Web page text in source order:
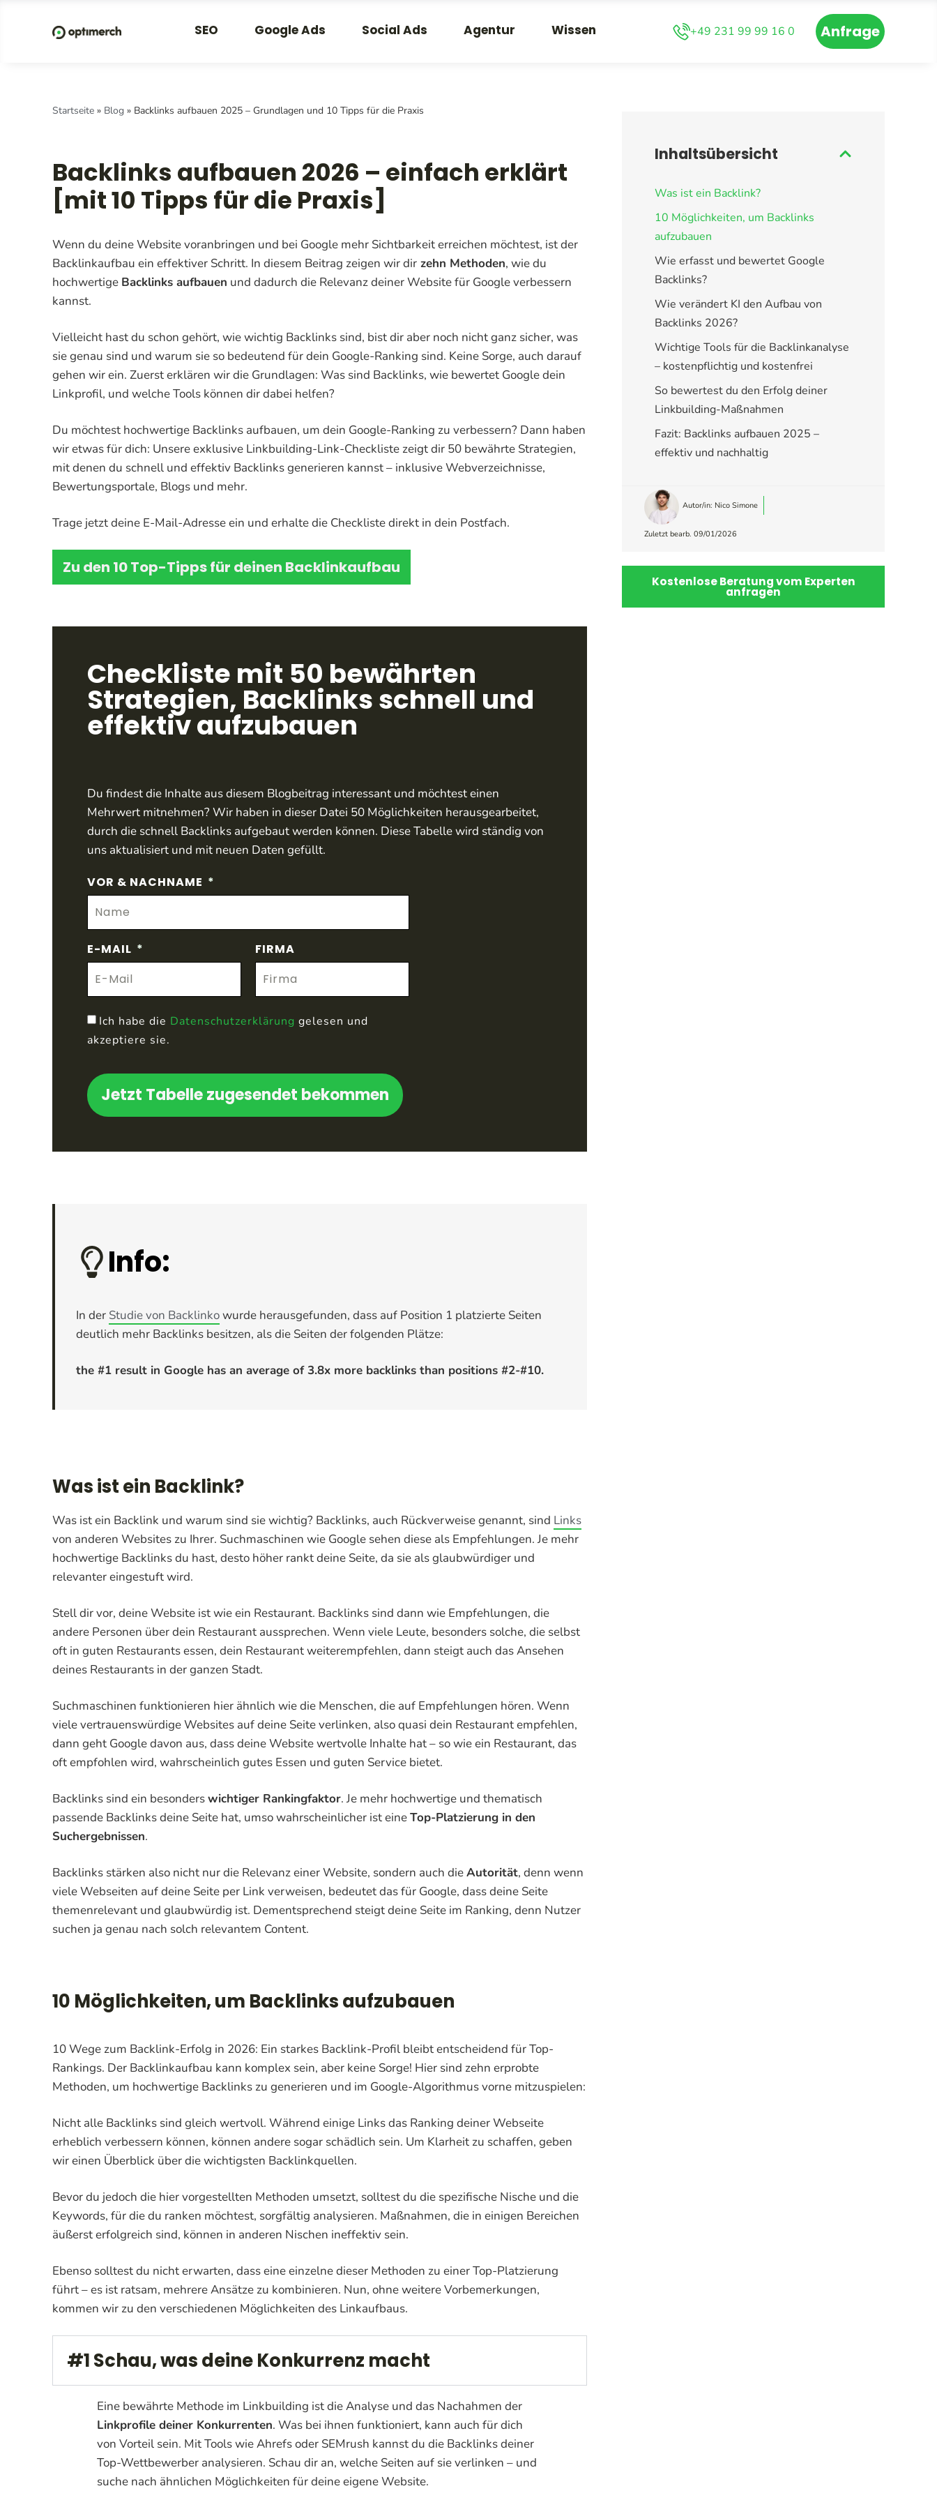
SEO Google Ads Social Ads Agentur Wissen +49 231 99 99 16 0 Anfrage
Startseite » Blog » Backlinks aufbauen 2025 – Grundlagen und 10 Tipps für die Praxis
Backlinks aufbauen 2026 – einfach erklärt
[mit 10 Tipps für die Praxis]
Wenn du deine Website voranbringen und bei Google mehr Sichtbarkeit erreichen möchtest, ist der
Backlinkaufbau ein effektiver Schritt. In diesem Beitrag zeigen wir dir zehn Methoden, wie du
hochwertige Backlinks aufbauen und dadurch die Relevanz deiner Website für Google verbessern
kannst.
Vielleicht hast du schon gehört, wie wichtig Backlinks sind, bist dir aber noch nicht ganz sicher, was
sie genau sind und warum sie so bedeutend für dein Google-Ranking sind. Keine Sorge, auch darauf
gehen wir ein. Zuerst erklären wir die Grundlagen: Was sind Backlinks, wie bewertet Google dein
Linkprofil, und welche Tools können dir dabei helfen?
Du möchtest hochwertige Backlinks aufbauen, um dein Google-Ranking zu verbessern? Dann haben
wir etwas für dich: Unsere exklusive Linkbuilding-Link-Checkliste zeigt dir 50 bewährte Strategien,
mit denen du schnell und effektiv Backlinks generieren kannst – inklusive Webverzeichnisse,
Bewertungsportale, Blogs und mehr.
Trage jetzt deine E-Mail-Adresse ein und erhalte die Checkliste direkt in dein Postfach.
Zu den 10 Top-Tipps für deinen Backlinkaufbau
Checkliste mit 50 bewährten
Strategien, Backlinks schnell und
effektiv aufzubauen
Du findest die Inhalte aus diesem Blogbeitrag interessant und möchtest einen
Mehrwert mitnehmen? Wir haben in dieser Datei 50 Möglichkeiten herausgearbeitet,
durch die schnell Backlinks aufgebaut werden können. Diese Tabelle wird ständig von
uns aktualisiert und mit neuen Daten gefüllt.
VOR & NACHNAME
E-MAIL FIRMA
Ich habe die Datenschutzerklärung gelesen und
akzeptiere sie.
Jetzt Tabelle zugesendet bekommen
Info:
In der Studie von Backlinkowurde herausgefunden, dass auf Position 1 platzierte Seiten
deutlich mehr Backlinks besitzen, als die Seiten der folgenden Plätze:
the #1 result in Google has an average of 3.8x more backlinks than positions #2-#10.
Was ist ein Backlink?
Was ist ein Backlink und warum sind sie wichtig? Backlinks, auch Rückverweise genannt, sind Links
von anderen Websites zu Ihrer. Suchmaschinen wie Google sehen diese als Empfehlungen. Je mehr
hochwertige Backlinks du hast, desto höher rankt deine Seite, da sie als glaubwürdiger und
relevanter eingestuft wird.
Stell dir vor, deine Website ist wie ein Restaurant. Backlinks sind dann wie Empfehlungen, die
andere Personen über dein Restaurant aussprechen. Wenn viele Leute, besonders solche, die selbst
oft in guten Restaurants essen, dein Restaurant weiterempfehlen, dann steigt auch das Ansehen
deines Restaurants in der ganzen Stadt.
Suchmaschinen funktionieren hier ähnlich wie die Menschen, die auf Empfehlungen hören. Wenn
viele vertrauenswürdige Websites auf deine Seite verlinken, also quasi dein Restaurant empfehlen,
dann geht Google davon aus, dass deine Website wertvolle Inhalte hat – so wie ein Restaurant, das
oft empfohlen wird, wahrscheinlich gutes Essen und guten Service bietet.
Backlinks sind ein besonderswichtiger Rankingfaktor. Je mehr hochwertige und thematisch
passende Backlinks deine Seite hat, umso wahrscheinlicher ist eineTop-Platzierung in den
Suchergebnissen.
Backlinks stärken also nicht nur die Relevanz einer Website, sondern auch dieAutorität, denn wenn
viele Webseiten auf deine Seite per Link verweisen, bedeutet das für Google, dass deine Seite
themenrelevant und glaubwürdig ist. Dementsprechend steigt deine Seite im Ranking, denn Nutzer
suchen ja genau nach solch relevantem Content.
10 Möglichkeiten, um Backlinks aufzubauen
10 Wege zum Backlink-Erfolg in 2026: Ein starkes Backlink-Profil bleibt entscheidend für Top-
Rankings. Der Backlinkaufbau kann komplex sein, aber keine Sorge! Hier sind zehn erprobte
Methoden, um hochwertige Backlinks zu generieren und im Google-Algorithmus vorne mitzuspielen:
Nicht alle Backlinks sind gleich wertvoll. Während einige Links das Ranking deiner Webseite
erheblich verbessern können, können andere sogar schädlich sein. Um Klarheit zu schaffen, geben
wir einen Überblick über die wichtigsten Backlinkquellen.
Bevor du jedoch die hier vorgestellten Methoden umsetzt, solltest du die spezifische Nische und die
Keywords, für die du ranken möchtest, sorgfältig analysieren. Maßnahmen, die in einigen Bereichen
äußerst erfolgreich sind, können in anderen Nischen ineffektiv sein.
Ebenso solltest du nicht erwarten, dass eine einzelne dieser Methoden zu einer Top-Platzierung
führt – es ist ratsam, mehrere Ansätze zu kombinieren. Nun, ohne weitere Vorbemerkungen,
kommen wir zu den verschiedenen Möglichkeiten des Linkaufbaus.
#1 Schau, was deine Konkurrenz macht​
Eine bewährte Methode im Linkbuilding ist die Analyse und das Nachahmen der
Linkprofile deiner Konkurrenten. Was bei ihnen funktioniert, kann auch für dich
von Vorteil sein. Mit Tools wie Ahrefs oder SEMrush kannst du die Backlinks deiner
Top-Wettbewerber analysieren. Schau dir an, welche Seiten auf sie verlinken – und
suche nach ähnlichen Möglichkeiten für deine eigene Website.
Inhalts­übersicht
Was ist ein Backlink?
10 Möglichkeiten, um Backlinks
aufzubauen
Wie erfasst und bewertet Google
Backlinks?
Wie verändert KI den Aufbau von
Backlinks 2026?
Wichtige Tools für die Backlinkanalyse
– kostenpflichtig und kostenfrei
So bewertest du den Erfolg deiner
Linkbuilding-Maßnahmen
Fazit: Backlinks aufbauen 2025 –
effektiv und nachhaltig
Autor/in: Nico Simone
Zuletzt bearb. 09/01/2026
Kostenlose Beratung vom Experten
anfragen